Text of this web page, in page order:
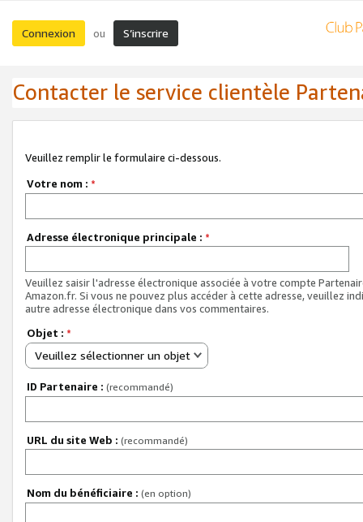
Connexion ou S’inscrire
Contacter le service clientèle
Veuillez remplir le formulaire ci-dessous.
Votre nom : *
Adresse électronique principale : *
Veuillez saisir l'adresse électronique associée à votre compte
Amazon.fr. Si vous ne pouvez plus accéder à cette adresse, veuillez
autre adresse électronique dans vos commentaires.
Objet : *
Veuillez sélectionner un objet
ID Partenaire : (recommandé)
URL du site Web : (recommandé)
Nom du bénéficiaire : (en option)